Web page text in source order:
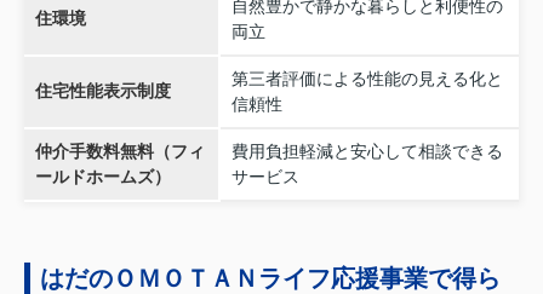
住環境
自然豊かで静かな暮らしと利便性の
両立
住宅性能表示制度
第三者評価による性能の見える化と
信頼性
仲介手数料無料（フィ
ールドホームズ）
費用負担軽減と安心して相談できる
サービス
はだのＯＭＯＴＡＮライフ応援事業で得ら